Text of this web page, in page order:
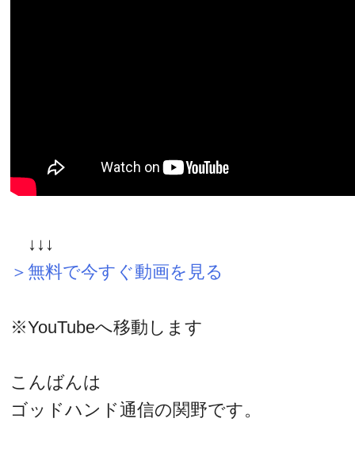
↓↓↓
＞無料で今すぐ動画を見る
※YouTubeへ移動します
こんばんは
ゴッドハンド通信の関野です。